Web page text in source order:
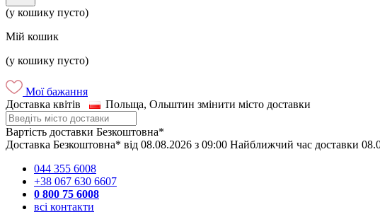
(у кошику пусто)
Мій кошик
(у кошику пусто)
Мої бажання
Доставка квітів
Польща, Ольштин змінити місто доставки
Вартість доставки Безкоштовна*
Доставка Безкоштовна* від 08.08.2026 з 09:00 Найближчий час доставки
044 355 6008
+38 067 630 6607
0 800 75 6008
всі контакти